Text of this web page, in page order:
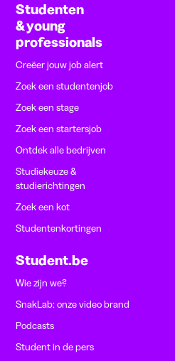
Studenten
& young
professionals
Creëer jouw job alert
Zoek een studentenjob
Zoek een stage
Zoek een startersjob
Ontdek alle bedrijven
Studiekeuze &
studierichtingen
Zoek een kot
Studentenkortingen
Student.be
Wie zijn we?
SnakLab: onze video brand
Podcasts
Student in de pers